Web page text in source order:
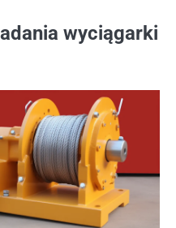
wyciągarki